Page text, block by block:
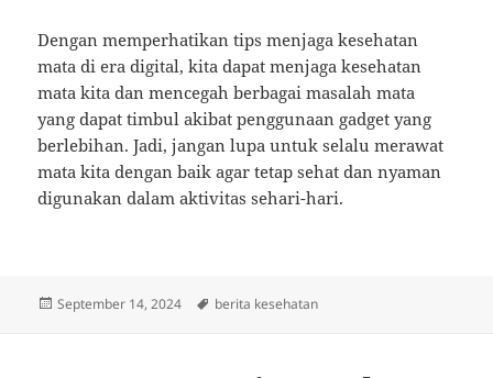
Dengan memperhatikan tips menjaga kesehatan
mata di era digital, kita dapat menjaga kesehatan
mata kita dan mencegah berbagai masalah mata
yang dapat timbul akibat penggunaan gadget yang
berlebihan. Jadi, jangan lupa untuk selalu merawat
mata kita dengan baik agar tetap sehat dan nyaman
digunakan dalam aktivitas sehari-hari.
Posted
September 14, 2024 Tags
berita kesehatan